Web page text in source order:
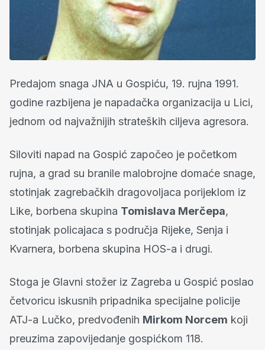
Predajom snaga JNA u Gospiću, 19. rujna 1991.
godine razbijena je napadačka organizacija u Lici,
jednom od najvažnijih strateških ciljeva agresora.
Siloviti napad na Gospić započeo je početkom
rujna, a grad su branile malobrojne domaće snage,
stotinjak zagrebačkih dragovoljaca porijeklom iz
Like, borbena skupina Tomislava Merčepa,
stotinjak policajaca s područja Rijeke, Senja i
Kvarnera, borbena skupina HOS-a i drugi.
Stoga je Glavni stožer iz Zagreba u Gospić poslao
četvoricu iskusnih pripadnika specijalne policije
ATJ-a Lučko, predvođenih Mirkom Norcem koji
preuzima zapovijedanje gospićkom 118.